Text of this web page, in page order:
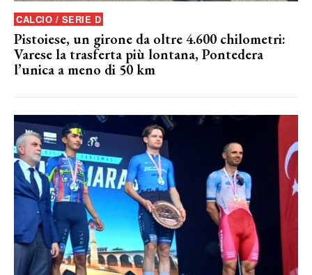
CALCIO / SERIE D
Pistoiese, un girone da oltre 4.600 chilometri:
Varese la trasferta più lontana, Pontedera
l’unica a meno di 50 km